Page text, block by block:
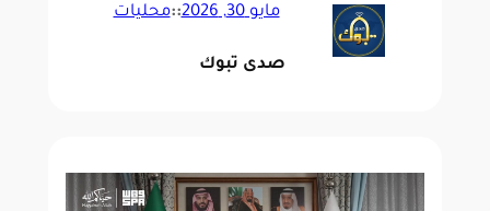
مايو 30, 2026 ::محليات
صدى تبوك